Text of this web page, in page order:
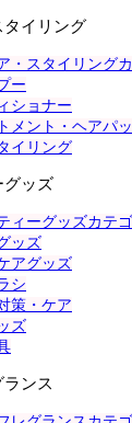
イリング
・スタイリング
ー
ショナー
メント・ヘアパ
イリング
グッズ
ィーグッズカテ
ッズ
アグッズ
シ
策・ケア
ズ
ンス